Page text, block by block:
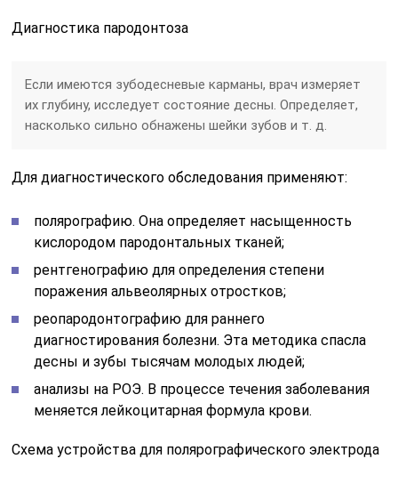
Диагностика пародонтоза
Если имеются зубодесневые карманы, врач измеряет
их глубину, исследует состояние десны. Определяет,
насколько сильно обнажены шейки зубов и т. д.
Для диагностического обследования применяют:
полярографию. Она определяет насыщенность
кислородом пародонтальных тканей;
рентгенографию для определения степени
поражения альвеолярных отростков;
реопародонтографию для раннего
диагностирования болезни. Эта методика спасла
десны и зубы тысячам молодых людей;
анализы на РОЭ. В процессе течения заболевания
меняется лейкоцитарная формула крови.
Схема устройства для полярографического электрода